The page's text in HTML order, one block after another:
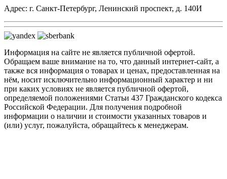
Адрес: г. Санкт-Петербург, Ленинский проспект, д. 140И
Информация на сайте не является публичной офертой.
Обращаем ваше внимание на то, что данный интернет-сайт, а
также вся информация о товарах и ценах, предоставленная на
нём, носит исключительно информационный характер и ни
при каких условиях не является публичной офертой,
определяемой положениями Статьи 437 Гражданского кодекса
Российской Федерации. Для получения подробной
информации о наличии и стоимости указанных товаров и
(или) услуг, пожалуйста, обращайтесь к менеджерам.